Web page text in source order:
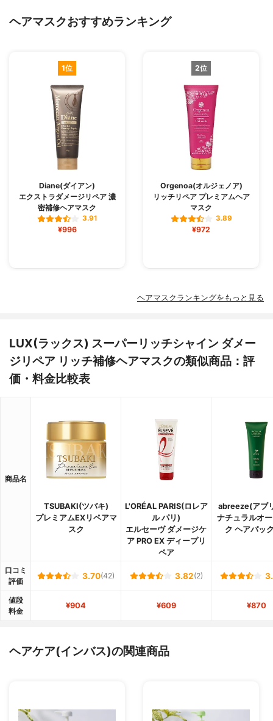
ヘアマスクおすすめランキング
1位
Diane(ダイアン)
エクストラダメージリペア 濃
密補修ヘアマスク
3.91
¥996
2位
Orgenoa(オルジェノア)
リッチリペア プレミアムヘア
マスク
3.89
¥972
ヘアマスクランキングをもっと見る
LUX(ラックス) スーパーリッチシャイン ダメー
ジリペア リッチ補修ヘアマスクの類似商品：評
価・料金比較表
商品名
TSUBAKI(ツバキ)
プレミアムEXリペアマ
スク
L'ORÉAL PARIS(ロレア
ル パリ)
エルセーヴ ダメージケ
ア PRO EX ディープリ
ペア
abreeze(アブ
ナチュラルオ
ク ヘアパッ
口コミ
評価
3.70(42) 3.82(2)
値段
料金
¥904 ¥609 ¥870
ヘアケア(インバス)の関連商品